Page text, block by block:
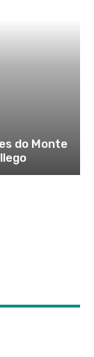
do Monte